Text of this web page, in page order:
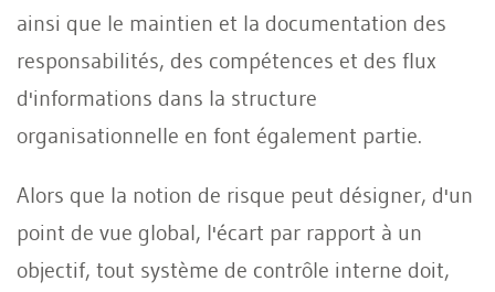
ainsi que le maintien et la documentation des
responsabilités, des compétences et des flux
d'informations dans la structure
organisationnelle en font également partie.
Alors que la notion de risque peut désigner, d'un
point de vue global, l'écart par rapport à un
objectif, tout système de contrôle interne doit,